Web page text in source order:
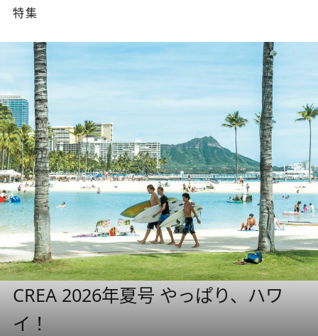
特集
CREA 2026年夏号 やっぱり、ハワ
イ！